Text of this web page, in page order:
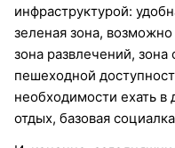
инфраструктурой:
зеленая зона,
зона развлечений,
пешеходной
необходимости ехать в
отдых, базовая